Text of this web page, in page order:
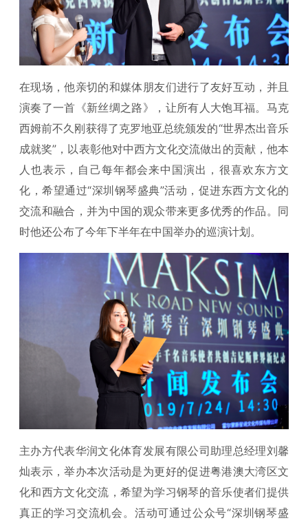
在现场，他亲切的和媒体朋友们进行了友好互动，并且
演奏了一首《新丝绸之路》，让所有人大饱耳福。马克
西姆前不久刚获得了克罗地亚总统颁发的“世界杰出音乐
成就奖”，以表彰他对中西方文化交流做出的贡献，他本
人也表示，自己每年都会来中国演出，很喜欢东方文
化，希望通过“深圳钢琴盛典”活动，促进东西方文化的
交流和融合，并为中国的观众带来更多优秀的作品。同
时他还公布了今年下半年在中国举办的巡演计划。
主办方代表华润文化体育发展有限公司助理总经理刘馨
灿表示，举办本次活动是为更好的促进粤港澳大湾区文
化和西方文化交流，希望为学习钢琴的音乐使者们提供
真正的学习交流机会。活动可通过公众号“深圳钢琴盛